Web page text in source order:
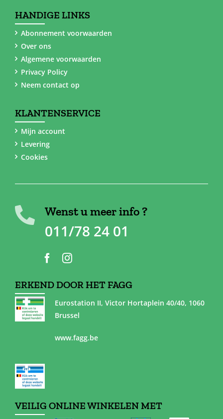
HANDIGE LINKS
Abonnement voorwaarden
Over ons
Algemene voorwaarden
Privacy Policy
Neem contact op
KLANTENSERVICE
Mijn account
Levering
Cookies
Wenst u meer info ?
011/78 24 01
ERKEND DOOR HET FAGG
Eurostation II, Victor Hortaplein 40/40, 1060
Brussel
www.fagg.be
VEILIG ONLINE WINKELEN MET